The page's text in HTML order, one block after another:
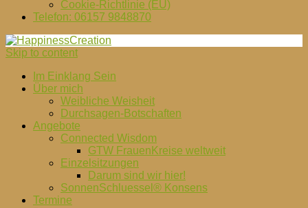
Cookie-Richtlinie (EU)
Telefon: 06157 9848870
Skip to content
Im Einklang Sein
Über mich
Weibliche Weisheit
Durchsagen-Botschaften
Angebote
Connected Wisdom
GTW FrauenKreise weltweit
Einzelsitzungen
Darum sind wir hier!
SonnenSchluessel® Konsens
Termine